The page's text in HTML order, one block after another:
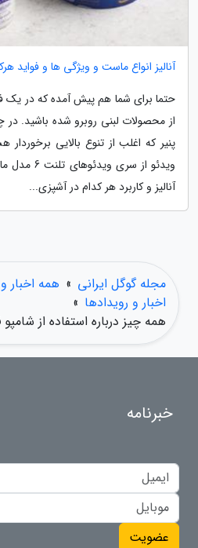
آنالیز انواع ماست و ویژگی ها و فواید
حتما برای شما هم پیش آمده که در یک
از محصولات لبنی روبرو شده باشید.
پنیر که اغلب از تنوع بالایی
ویدئو از
آنالیز و کاربرد هر کدام در آشپزی...
مجله گوگل ایرانی » همه اخبار
اخبار و رویدادها »
همه چیز درباره استفاده از
خبرنامه
عضویت